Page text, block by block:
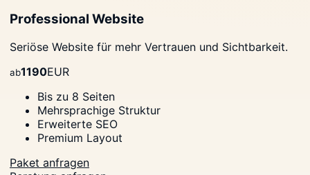
Professional Website
Seriöse Website für mehr Vertrauen und Sichtbarkeit.
ab1190EUR
Bis zu 8 Seiten
Mehrsprachige Struktur
Erweiterte SEO
Premium Layout
Paket anfragen